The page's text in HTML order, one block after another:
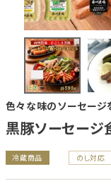
色々な味のソーセージ
黒豚ソーセージ
冷蔵商品 のし対応